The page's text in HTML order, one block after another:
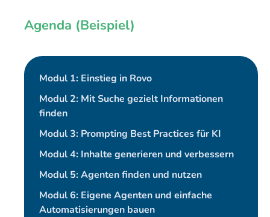
Agenda (Beispiel)
Modul 1: Einstieg in Rovo
Modul 2: Mit Suche gezielt Informationen
finden
Modul 3: Prompting Best Practices für KI
Modul 4: Inhalte generieren und verbessern
Modul 5: Agenten finden und nutzen
Modul 6: Eigene Agenten und einfache
Automatisierungen bauen